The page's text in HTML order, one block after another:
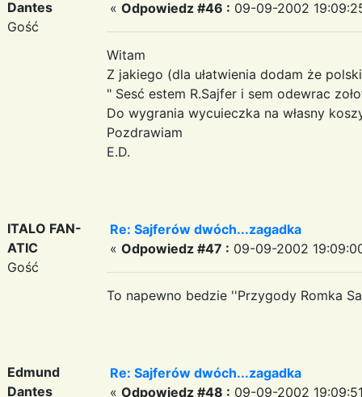
Dantes
Gość
« Odpowiedz #46 : 09-09-2002
Witam
Z jakiego (dla ułatwienia dodam że
" Sesć estem R.Sajfer i sem odewrac
Do wygrania wycuieczka na własny
Pozdrawiam
E.D.
ITALO FAN-
ATIC
Gość
Re: Sajferów dwóch...zagadka
« Odpowiedz #47 : 09-09-2002
To napewno bedzie ''Przygody Romka
Edmund
Dantes
Re: Sajferów dwóch...zagadka
« Odpowiedz #48 : 09-09-2002